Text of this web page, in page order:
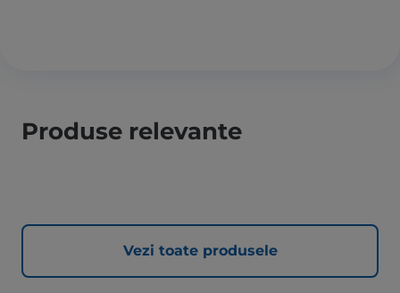
Produse relevante
Vezi toate produsele